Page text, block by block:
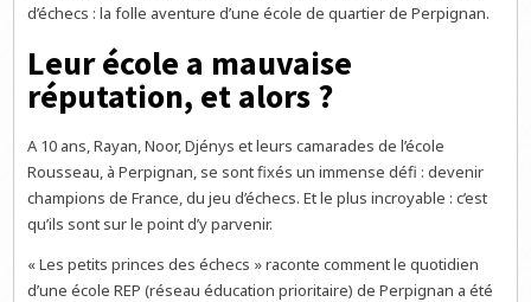
d’échecs : la folle aventure d’une école de quartier de Perpignan.
Leur école a mauvaise
réputation, et alors ?
A 10 ans, Rayan, Noor, Djénys et leurs camarades de l’école
Rousseau, à Perpignan, se sont fixés un immense défi : devenir
champions de France, du jeu d’échecs. Et le plus incroyable : c’est
qu’ils sont sur le point d’y parvenir.
« Les petits princes des échecs » raconte comment le quotidien
d’une école REP (réseau éducation prioritaire) de Perpignan a été